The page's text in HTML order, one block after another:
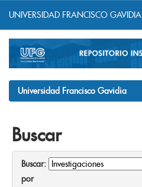
navigation
UNIVERSIDAD FRANCISCO GAVIDIA
Universidad Francisco Gavidia
Buscar
Buscar:
por